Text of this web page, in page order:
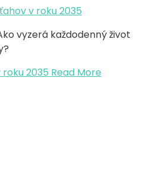
vyzerá každodenný život
2035 Read More